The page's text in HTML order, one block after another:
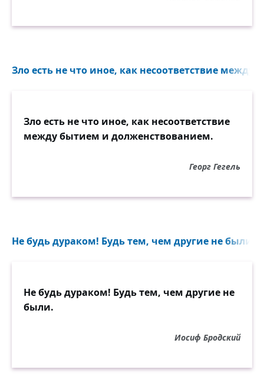
Зло есть не что иное, как несоответствие
Зло есть не что иное, как несоответствие
между бытием и долженствованием.
Георг Гегель
Не будь дураком! Будь тем, чем другие не были...
Не будь дураком! Будь тем, чем другие не
были.
Иосиф Бродский